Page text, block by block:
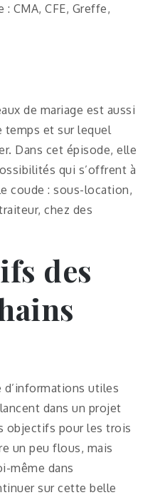
CMA, CFE, Greffe,
de mariage est aussi
et sur lequel
Dans cet épisode, elle
qui s’offrent à
coude : sous-location,
chez des
des
d’informations utiles
dans un projet
objectifs pour les trois
un peu flous, mais
même dans
sur cette belle